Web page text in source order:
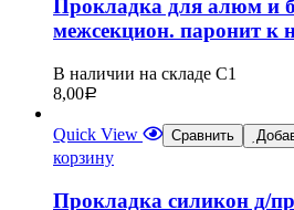
Прокладка для алюм и
межсекцион. паронит к
В наличии на складе С1
8,00Р
Quick View Сравнить
корзину
Прокладка силикон д/